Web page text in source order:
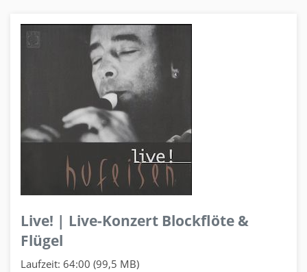
Live! | Live-Konzert Blockflöte &
Flügel
Laufzeit: 64:00 (99,5 MB)